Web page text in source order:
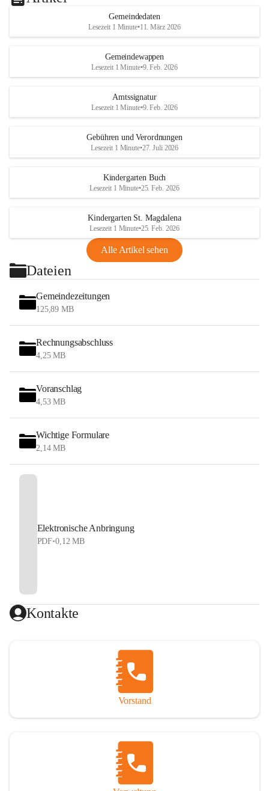
Gemeindedaten
Lesezeit 1 Minute•11. März 2026
Gemeindewappen
Lesezeit 1 Minute•9. Feb. 2026
Amtssignatur
Lesezeit 1 Minute•9. Feb. 2026
Gebühren und Verordnungen
Lesezeit 1 Minute•27. Juli 2026
Kindergarten Buch
Lesezeit 1 Minute•25. Feb. 2026
Kindergarten St. Magdalena
Lesezeit 1 Minute•25. Feb. 2026
Alle Artikel sehen
Dateien
Gemeindezeitungen
125,89 MB
Rechnungsabschluss
4,25 MB
Voranschlag
4,53 MB
Wichtige Formulare
2,14 MB
Elektronische Anbringung
PDF•0,12 MB
Kontakte
Vorstand